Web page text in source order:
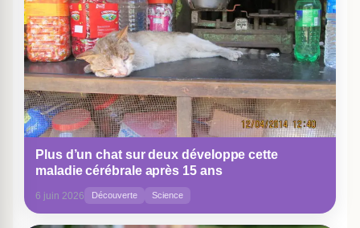
Plus d’un chat sur deux développe cette
maladie cérébrale après 15 ans
6 juin 2026 Découverte Science